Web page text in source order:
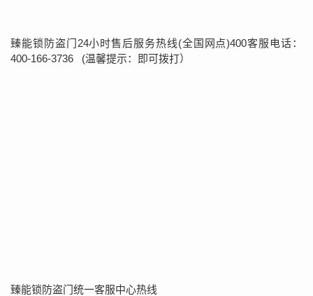
臻能锁防盗门24小时售后服务热线(全国网点)400客服电话：
400-166-3736 (温馨提示：即可拨打）
臻能锁防盗门统一客服中心热线